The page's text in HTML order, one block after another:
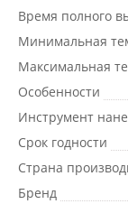
Время полного
Минимальная
Максимальная
Особенности
Инструмент
Срок годности
Страна
Бренд